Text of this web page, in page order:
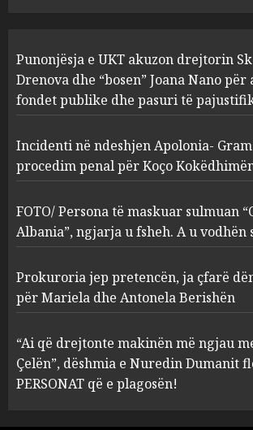
2
Apolonia-
procedim penal
Kokëdhimën
MARCH 27, 2025
3
FOTO/ Persona
sulmuan “One
ngjarja u fsheh.
serverat?
MARCH 25, 2025
4
Prokuroria jep
çfarë dënimi
Berishën
MARCH 25, 2025
Punonjësja e UKT akuzon drejtorin
Drenova dhe “bosen” Joana Nano për
fondet publike dhe pasuri të
Incidenti në ndeshjen Apolonia-
procedim penal për Koço
FOTO/ Persona të maskuar sulmuan
Albania”, ngjarja u fsheh. A u vodhën
Prokuroria jep pretencën, ja çfarë
për Mariela dhe Antonela Berishën
“Ai që drejtonte makinën më ngjau
Çelën”, dëshmia e Nuredin Dumanit
PERSONAT që e plagosën!